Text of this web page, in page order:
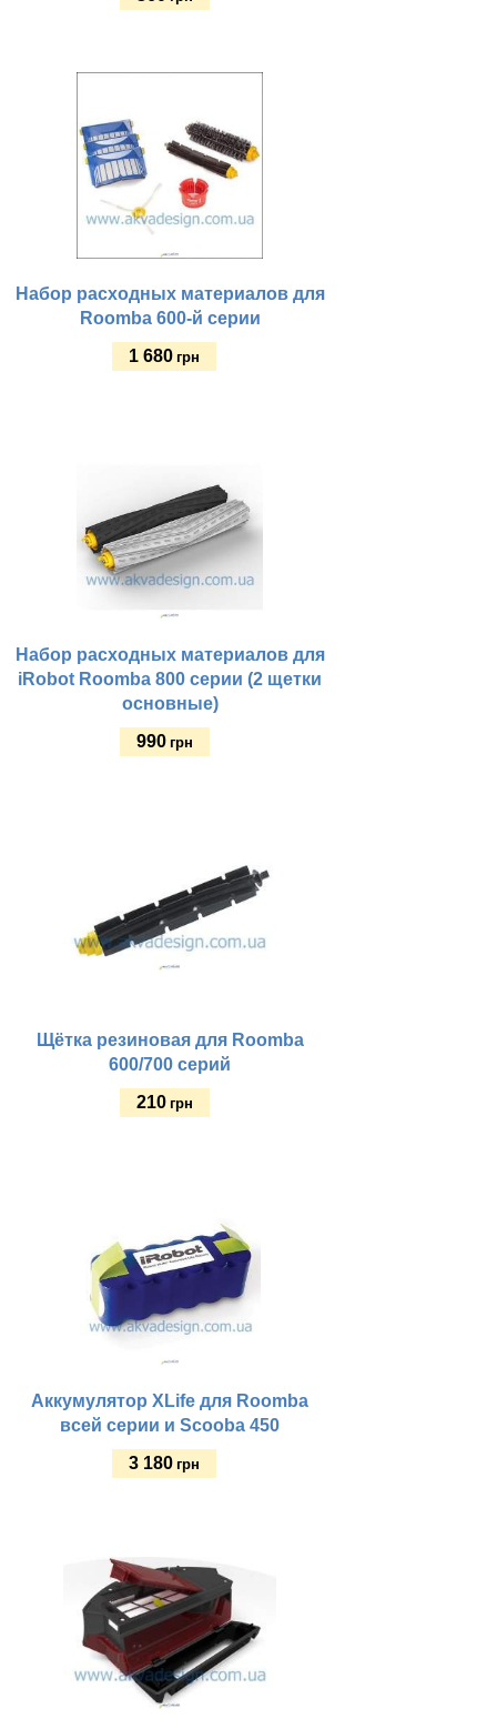
Набор расходных материалов для
Roomba 600-й серии
1 680 грн
Набор расходных материалов для
iRobot Roomba 800 серии (2 щетки
основные)
990 грн
Щётка резиновая для Roomba
600/700 серий
210 грн
Аккумулятор XLife для Roomba
всей серии и Scooba 450
3 180 грн